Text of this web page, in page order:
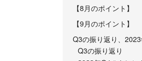
【8月のポイント】
【9月のポイント】
Q3の振り返り、
Q3の振り返り